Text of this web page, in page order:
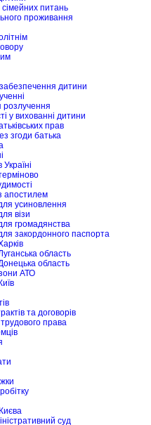
питань
проживання
дитини
розлучення
у вихованні дитини
прав
згоди батька
апостилем
усиновлення
візи
громадянства
закордонного паспорта
область
область
АТО
та договорів
права
суд